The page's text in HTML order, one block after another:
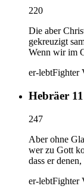
220
Die aber
gekreuzigt
Wenn wir im
er-lebtFighter
Hebräer
247
Aber ohne
wer zu Gott
dass er
er-lebtFighter